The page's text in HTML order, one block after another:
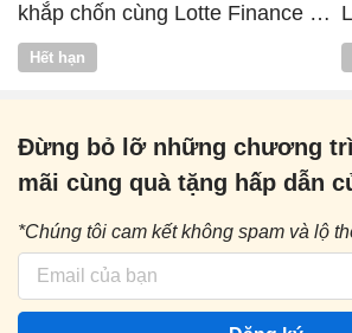
khắp chốn cùng Lotte Finance x
Vntrip
Hết hạn
Đừng bỏ lỡ những chương
mãi cùng quà tặng hấp dẫn
*Chúng tôi cam kết không spam và lộ